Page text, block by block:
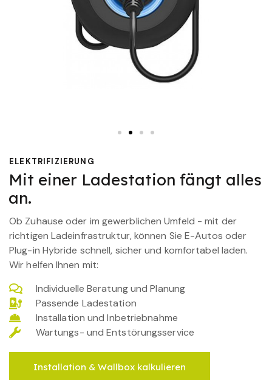
ELEKTRIFIZIERUNG
Mit einer Ladestation fängt alles
an.
Ob Zuhause oder im gewerblichen Umfeld - mit der
richtigen Ladeinfrastruktur, können Sie E-Autos oder
Plug-in Hybride schnell, sicher und komfortabel laden.
Wir helfen Ihnen mit:
Individuelle Beratung und Planung
Passende Ladestation
Installation und Inbetriebnahme
Wartungs- und Entstörungsservice
Installation & Wallbox kalkulieren